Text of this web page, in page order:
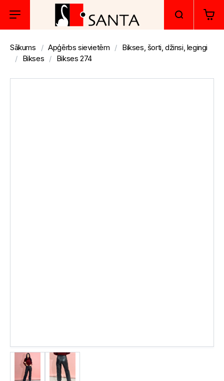
Sākums Apģērbs sievietēm
Bikses, šorti, džinsi, legingi
Bikses
Bikses 274